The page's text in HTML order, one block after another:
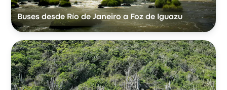
Buses desde Río de Janeiro a Foz de Iguazu